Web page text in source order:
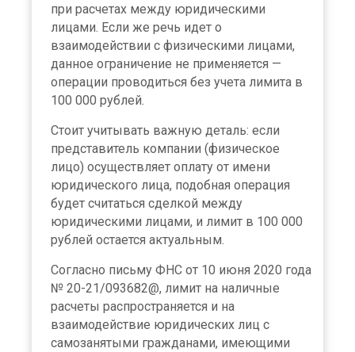
при расчетах между юридическими
лицами. Если же речь идет о
взаимодействии с физическими лицами,
данное ограничение не применяется —
операции проводиться без учета лимита в
100 000 рублей.
Стоит учитывать важную деталь: если
представитель компании (физическое
лицо) осуществляет оплату от имени
юридического лица, подобная операция
будет считаться сделкой между
юридическими лицами, и лимит в 100 000
рублей остается актуальным.
Согласно письму ФНС от 10 июня 2020 года
№ 20-21/093682@, лимит на наличные
расчеты распространяется и на
взаимодействие юридических лиц с
самозанятыми гражданами, имеющими